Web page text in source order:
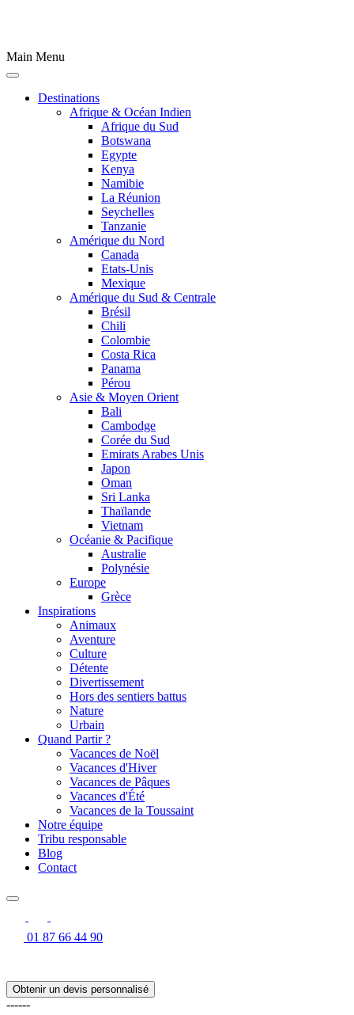
Main Menu
Destinations
Afrique & Océan Indien
Afrique du Sud
Botswana
Egypte
Kenya
Namibie
La Réunion
Seychelles
Tanzanie
Amérique du Nord
Canada
Etats-Unis
Mexique
Amérique du Sud & Centrale
Brésil
Chili
Colombie
Costa Rica
Panama
Pérou
Asie & Moyen Orient
Bali
Cambodge
Corée du Sud
Emirats Arabes Unis
Japon
Oman
Sri Lanka
Thaïlande
Vietnam
Océanie & Pacifique
Australie
Polynésie
Europe
Grèce
Inspirations
Animaux
Aventure
Culture
Détente
Divertissement
Hors des sentiers battus
Nature
Urbain
Quand Partir ?
Vacances de Noël
Vacances d'Hiver
Vacances de Pâques
Vacances d'Été
Vacances de la Toussaint
Notre équipe
Tribu responsable
Blog
Contact
01 87 66 44 90
Obtenir un devis personnalisé
------